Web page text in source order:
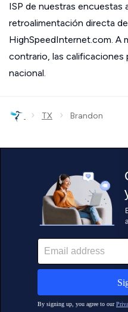
ISP de nuestras encuestas
retroalimentación directa
HighSpeedInternet.com. A
contrario, las calificaciones
nacional.
› TX › Brandon